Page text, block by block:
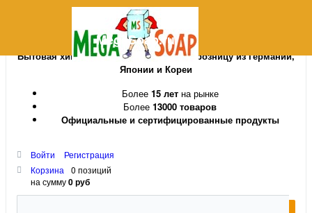
MegaSoap.ru
Бытовая химия и косметика оптом и в розницу из Германии,
Японии и Кореи
Более 15 летна рынке
Более 13000 товаров
Официальные и сертифицированные продукты
Войти
Регистрация
Корзина
0 позиций
на сумму0 руб